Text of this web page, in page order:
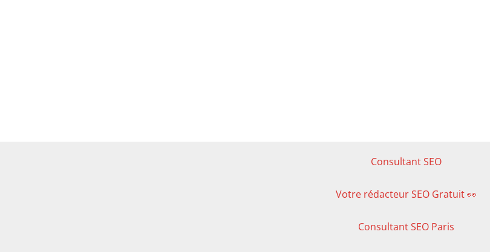
Consultant SEO
Votre rédacteur SEO Gratuit 👀
Consultant SEO Paris